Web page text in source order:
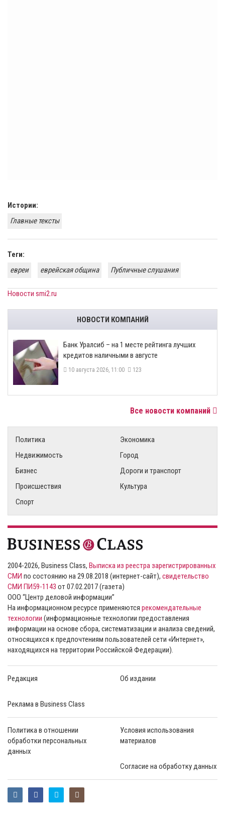
Истории:
Главные тексты
Теги:
евреи
еврейская община Публичные слушания
Новости smi2.ru
НОВОСТИ КОМПАНИЙ
Банк Уралсиб – на 1 месте рейтинга лучших
кредитов наличными в августе
10 августа 2026, 11:00 123
Все новости компаний
Политика
Экономика
Недвижимость
Город
Бизнес
Дороги и транспорт
Происшествия
Культура
Спорт
2004-2026, Business Class, Выписка из реестра зарегистрированных
СМИ по состоянию на 29.08.2018 (интернет-сайт), свидетельство
СМИ ПИ59-1143 от 07.02.2017 (газета)
ООО “Центр деловой информации”
На информационном ресурсе применяются рекомендательные
технологии (информационные технологии предоставления
информации на основе сбора, систематизации и анализа сведений,
относящихся к предпочтениям пользователей сети «Интернет»,
находящихся на территории Российской Федерации).
Редакция Об издании
Реклама в Business Class
Политика в отношении
обработки персональных
данных
Условия использования
материалов
Согласие на обработку данных